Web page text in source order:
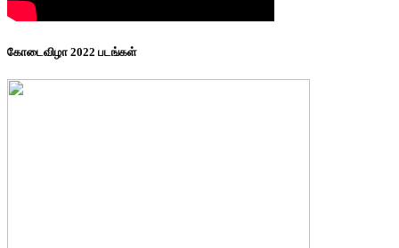
கோடைவிழா 2022 படங்கள்